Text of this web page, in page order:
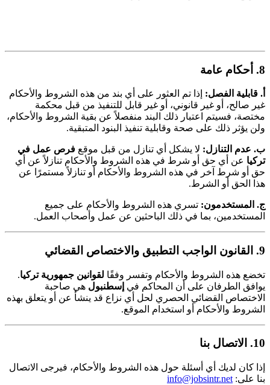
8. أحكام عامة
أ. قابلية الفصل: إذا تم العثور على أي بند من هذه الشروط والأحكام
غير صالح، أو غير قانوني، أو غير قابل للتنفيذ من قبل محكمة
مختصة، فسيتم اعتبار ذلك البند منفصلاً عن بقية الشروط والأحكام،
ولن يؤثر ذلك على صحة وقابلية تنفيذ البنود المتبقية.
ب. عدم التنازل: لا يشكل أي تنازل من قبل موقع فرص عمل في
تركيا عن أي حق أو شرط في هذه الشروط والأحكام تنازلاً عن أي
حق أو شرط آخر في هذه الشروط والأحكام أو تنازلاً مستمرًا عن
هذا الحق أو الشرط.
ج. المستخدمون: تسري هذه الشروط والأحكام على جميع
المستخدمين، بما في ذلك الباحثين عن عمل وأصحاب العمل.
9. القانون الواجب التطبيق والاختصاص القضائي
تخضع هذه الشروط والأحكام وتفسر وفقًا لقوانين جمهورية تركيا.
يوافق الطرفان على أن المحاكم في إسطنبول هي صاحبة
الاختصاص القضائي الحصري لحل أي نزاع قد ينشأ عن أو يتعلق بهذه
الشروط والأحكام أو استخدام الموقع.
10. الاتصال بنا
إذا كان لديك أي أسئلة حول هذه الشروط والأحكام، فيرجى الاتصال
بنا على: info@jobsintr.net